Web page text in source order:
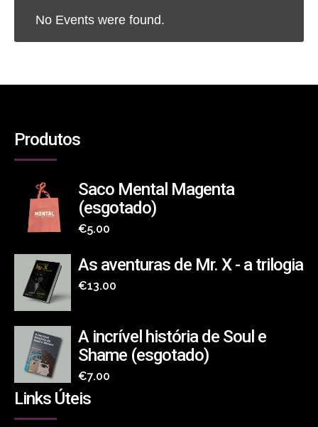
No Events were found.
Produtos
Saco Mental Magenta
(esgotado)
€5.00
As aventuras de Mr. X - a trilogia
€13.00
A incrível história de Soul e
Shame (esgotado)
€7.00
Links Úteis